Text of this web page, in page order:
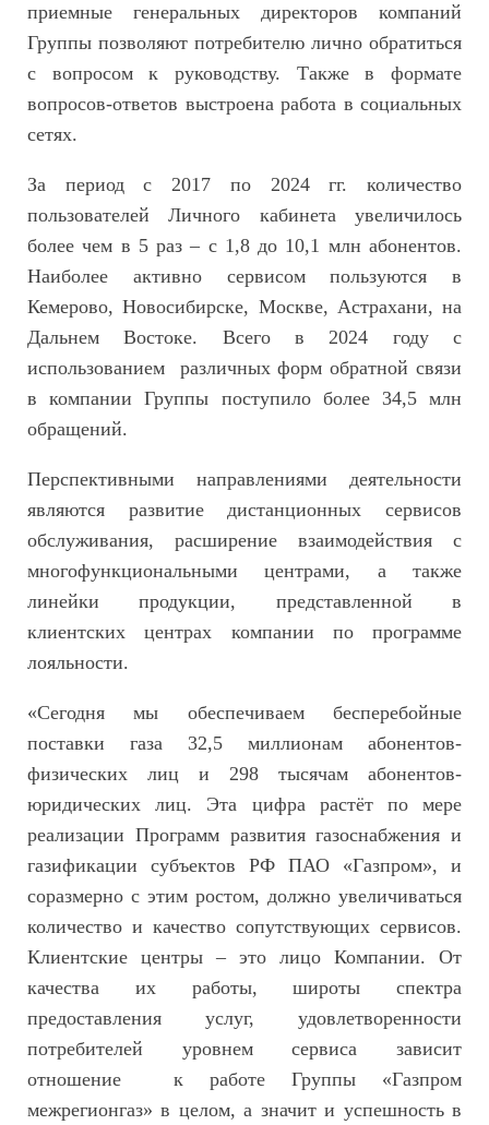
приемные генеральных директоров компаний
Группы позволяют потребителю лично обратиться
с вопросом к руководству. Также в формате
вопросов-ответов выстроена работа в социальных
сетях.
За период с 2017 по 2024 гг. количество
пользователей Личного кабинета увеличилось
более чем в 5 раз – с 1,8 до 10,1 млн абонентов.
Наиболее активно сервисом пользуются в
Кемерово, Новосибирске, Москве, Астрахани, на
Дальнем Востоке. Всего в 2024 году с
использованием различных форм обратной связи
в компании Группы поступило более 34,5 млн
обращений.
Перспективными направлениями деятельности
являются развитие дистанционных сервисов
обслуживания, расширение взаимодействия с
многофункциональными центрами, а также
линейки продукции, представленной в
клиентских центрах компании по программе
лояльности.
«Сегодня мы обеспечиваем бесперебойные
поставки газа 32,5 миллионам абонентов-
физических лиц и 298 тысячам абонентов-
юридических лиц. Эта цифра растёт по мере
реализации Программ развития газоснабжения и
газификации субъектов РФ ПАО «Газпром», и
соразмерно с этим ростом, должно увеличиваться
количество и качество сопутствующих сервисов.
Клиентские центры – это лицо Компании. От
качества их работы, широты спектра
предоставления услуг, удовлетворенности
потребителей уровнем сервиса зависит
отношение к работе Группы «Газпром
межрегионгаз» в целом, а значит и успешность в